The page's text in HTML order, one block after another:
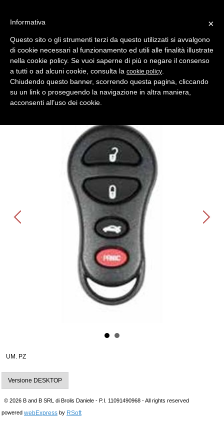
Indietro
Shell- Keys ( Gusci Auto ) > CHRYSLER
keyless 5 p panic + bagagliaio + chiave chrysler
Comparativo Errebi GCHC4 Produttore Key Line
UM. PZ
Versione DESKTOP
© 2026 B and B SRL di Brolis Daniele - P.I. 11091490968 - All rights reserved
powered webExpress by RSoft
×
Informativa
Questo sito o gli strumenti terzi da questo utilizzati si avvalgono
di cookie necessari al funzionamento ed utili alle finalità illustrate
nella cookie policy. Se vuoi saperne di più o negare il consenso
a tutti o ad alcuni cookie, consulta la cookie policy
Chiudendo questo banner, scorrendo questa pagina, cliccando
su un link o proseguendo la navigazione in altra maniera,
acconsenti all’uso dei cookie.